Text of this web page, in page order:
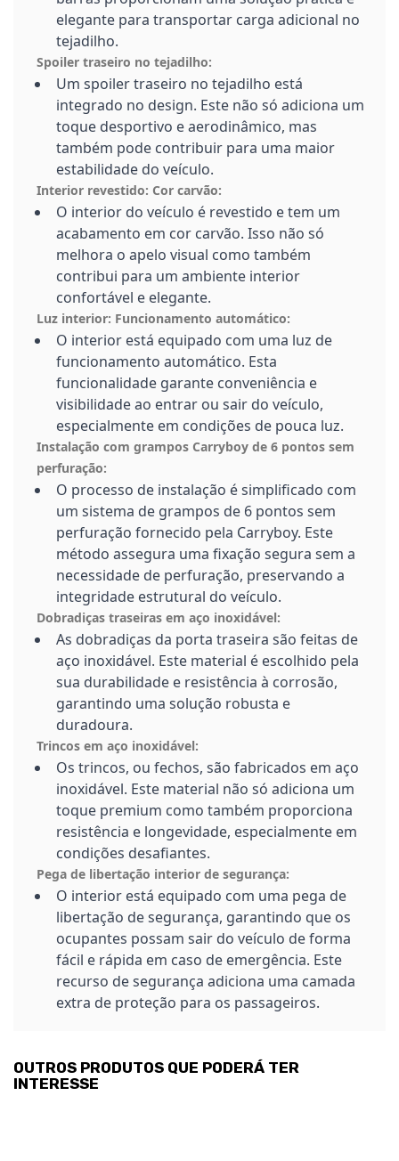
elegante para transportar carga adicional no
tejadilho.
Spoiler traseiro no tejadilho:
Um spoiler traseiro no tejadilho está
integrado no design. Este não só adiciona um
toque desportivo e aerodinâmico, mas
também pode contribuir para uma maior
estabilidade do veículo.
Interior revestido: Cor carvão:
O interior do veículo é revestido e tem um
acabamento em cor carvão. Isso não só
melhora o apelo visual como também
contribui para um ambiente interior
confortável e elegante.
Luz interior: Funcionamento automático:
O interior está equipado com uma luz de
funcionamento automático. Esta
funcionalidade garante conveniência e
visibilidade ao entrar ou sair do veículo,
especialmente em condições de pouca luz.
Instalação com grampos Carryboy de 6 pontos sem
perfuração:
O processo de instalação é simplificado com
um sistema de grampos de 6 pontos sem
perfuração fornecido pela Carryboy. Este
método assegura uma fixação segura sem a
necessidade de perfuração, preservando a
integridade estrutural do veículo.
Dobradiças traseiras em aço inoxidável:
As dobradiças da porta traseira são feitas de
aço inoxidável. Este material é escolhido pela
sua durabilidade e resistência à corrosão,
garantindo uma solução robusta e
duradoura.
Trincos em aço inoxidável:
Os trincos, ou fechos, são fabricados em aço
inoxidável. Este material não só adiciona um
toque premium como também proporciona
resistência e longevidade, especialmente em
condições desafiantes.
Pega de libertação interior de segurança:
O interior está equipado com uma pega de
libertação de segurança, garantindo que os
ocupantes possam sair do veículo de forma
fácil e rápida em caso de emergência. Este
recurso de segurança adiciona uma camada
extra de proteção para os passageiros.
OUTROS PRODUTOS QUE PODERÁ TER
INTERESSE